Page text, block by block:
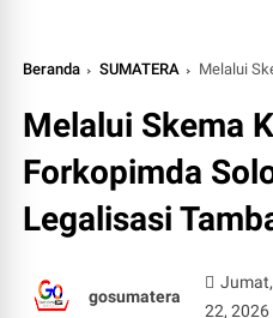
Beranda SUMATERA Melalui Skema
Melalui Skema
Forkopimda
Legalisasi
gosumatera
22, 2026